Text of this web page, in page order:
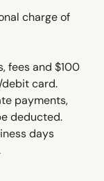
charge of
fees and $100
card.
payments,
deducted.
days